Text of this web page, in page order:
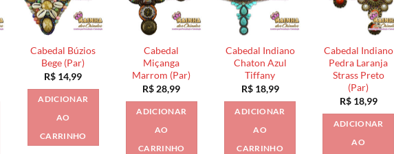
Cabedal Búzios
Bege (Par)
R$ 14,99
ADICIONAR
AO
CARRINHO
Cabedal
Miçanga
Marrom (Par)
R$ 28,99
ADICIONAR
AO
CARRINHO
Cabedal Indiano
Chaton Azul
Tiffany
R$18,99
ADICIONAR
AO
CARRINHO
Cabedal Indiano
Pedra Laranja
Strass Preto
(Par)
R$18,99
ADICIONAR
AO